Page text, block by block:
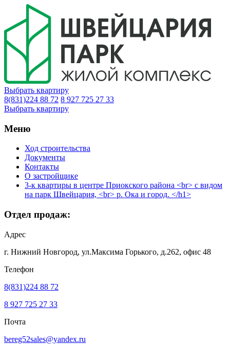
Выбрать квартиру
8(831)224 88 72 8 927 725 27 33
Выбрать квартиру
Меню
Ход строительства
Документы
Контакты
О застройщике
3-к квартиры в центре Приокского района <br> с видом
на парк Швейцария, <br> р. Ока и город. </h1>
Отдел продаж:
Адрес
г. Нижний Новгород, ул.Максима Горького, д.262, офис 48
Телефон
8(831)224 88 72
8 927 725 27 33
Почта
bereg52sales@yandex.ru